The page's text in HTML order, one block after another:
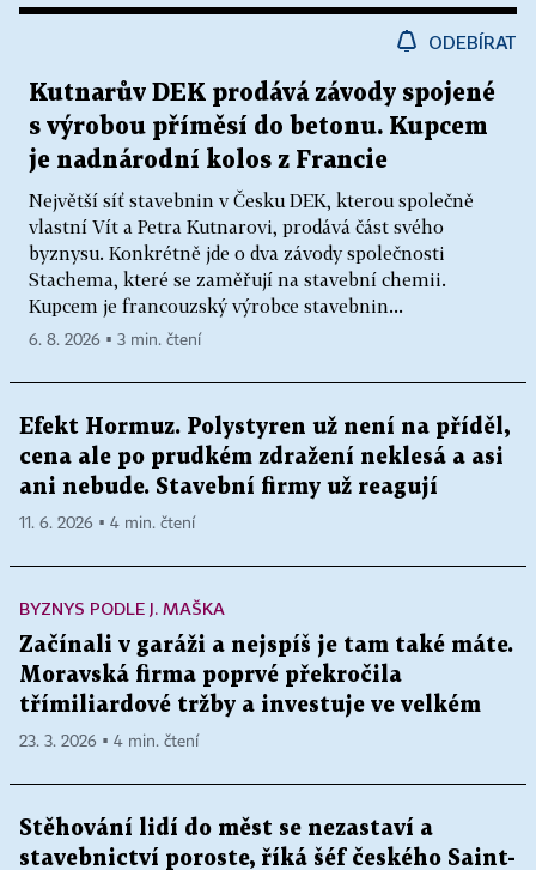
ODEBÍRAT
Kutnarův DEK prodává závody spojené
s výrobou příměsí do betonu. Kupcem
je nadnárodní kolos z Francie
Největší síť stavebnin v Česku DEK, kterou společně
vlastní Vít a Petra Kutnarovi, prodává část svého
byznysu. Konkrétně jde o dva závody společnosti
Stachema, které se zaměřují na stavební chemii.
Kupcem je francouzský výrobce stavebnin...
6. 8. 2026 ▪ 3 min. čtení
Efekt Hormuz. Polystyren už není na příděl,
cena ale po prudkém zdražení neklesá a asi
ani nebude. Stavební firmy už reagují
11. 6. 2026 ▪ 4 min. čtení
BYZNYS PODLE J. MAŠKA
Začínali v garáži a nejspíš je tam také máte.
Moravská firma poprvé překročila
třímiliardové tržby a investuje ve velkém
23. 3. 2026 ▪ 4 min. čtení
Stěhování lidí do měst se nezastaví a
stavebnictví poroste, říká šéf českého Saint-